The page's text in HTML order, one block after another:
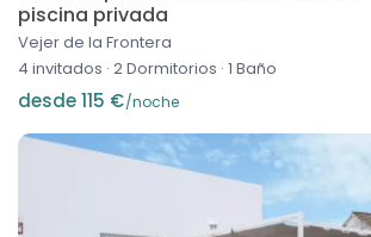
piscina privada
Vejer de la Frontera
4 invitados · 2 Dormitorios · 1 Baño
desde 115 €/noche